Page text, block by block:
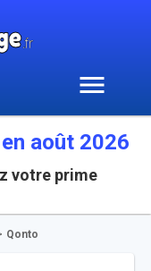
août 2026
votre prime
Qonto